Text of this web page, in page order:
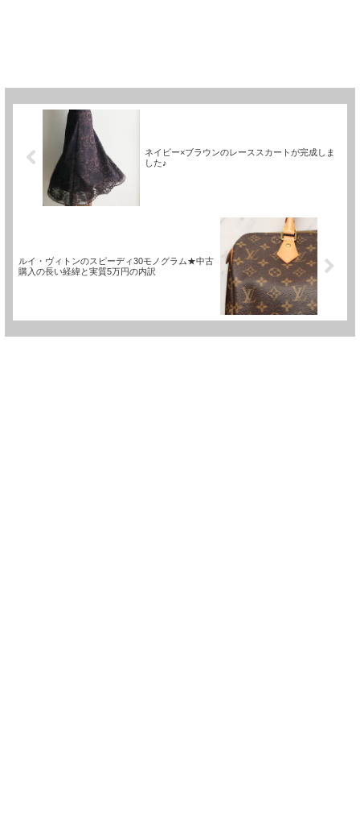
ネイビー×ブラウンのレーススカートが完成しま
した♪
ルイ・ヴィトンのスピーディ30モノグラム★中古
購入の長い経緯と実質5万円の内訳